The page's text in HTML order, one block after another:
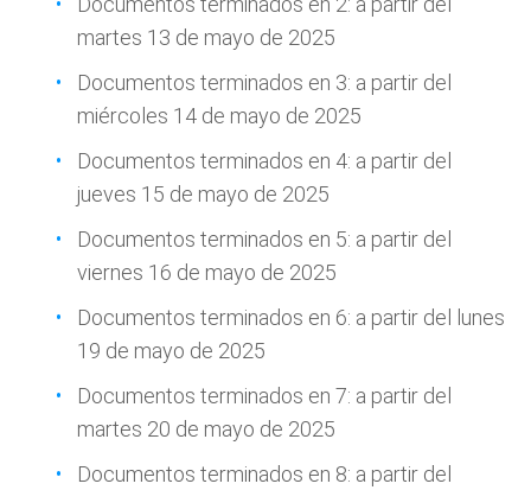
martes 13 de mayo de 2025
Documentos terminados en 3: a partir del
miércoles 14 de mayo de 2025
Documentos terminados en 4: a partir del
jueves 15 de mayo de 2025
Documentos terminados en 5: a partir del
viernes 16 de mayo de 2025
Documentos terminados en 6: a partir del lunes
19 de mayo de 2025
Documentos terminados en 7: a partir del
martes 20 de mayo de 2025
Documentos terminados en 8: a partir del